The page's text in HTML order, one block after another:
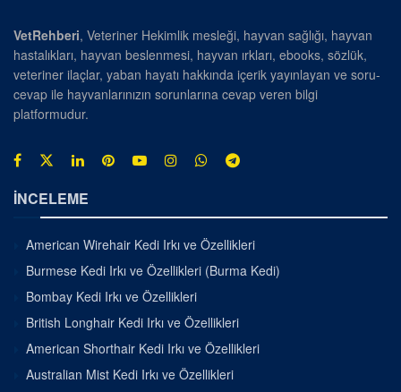
VetRehberi, Veteriner Hekimlik mesleği, hayvan sağlığı, hayvan
hastalıkları, hayvan beslenmesi, hayvan ırkları, ebooks, sözlük,
veteriner ilaçlar, yaban hayatı hakkında içerik yayınlayan ve soru-
cevap ile hayvanlarınızın sorunlarına cevap veren bilgi
platformudur.
İNCELEME
American Wirehair Kedi Irkı ve Özellikleri
Burmese Kedi Irkı ve Özellikleri (Burma Kedi)
Bombay Kedi Irkı ve Özellikleri
British Longhair Kedi Irkı ve Özellikleri
American Shorthair Kedi Irkı ve Özellikleri
Australian Mist Kedi Irkı ve Özellikleri